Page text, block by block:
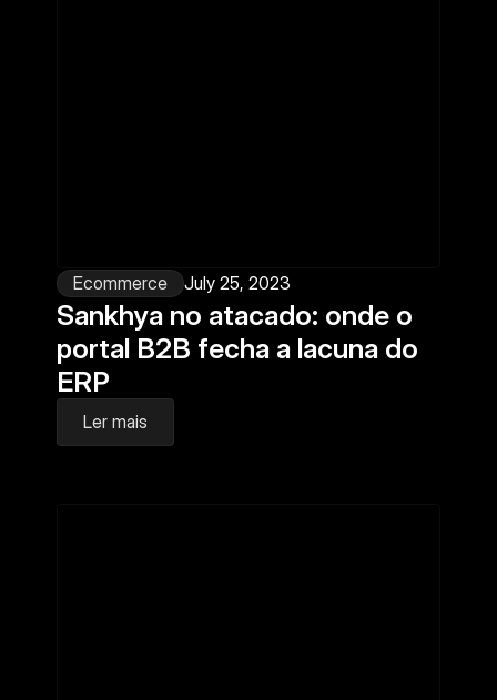
Ecommerce July 25, 2023
Sankhya no atacado: onde o
portal B2B fecha a lacuna do
ERP
Ler mais